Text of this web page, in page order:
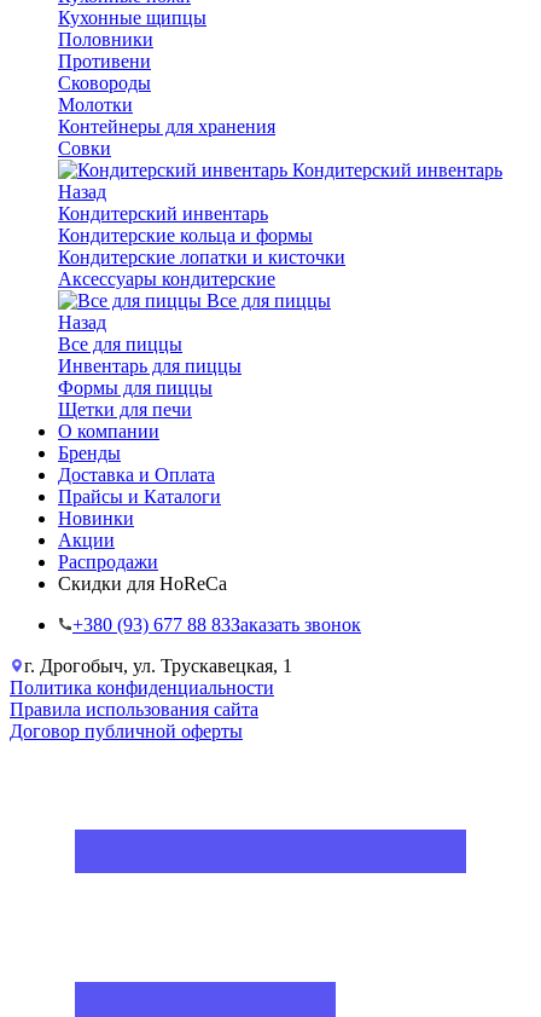
Кухонные щипцы
Половники
Противени
Сковороды
Молотки
Контейнеры для хранения
Совки
Кондитерский инвентарь
Назад
Кондитерский инвентарь
Кондитерские кольца и формы
Кондитерские лопатки и кисточки
Аксессуары кондитерские
Все для пиццы
Назад
Все для пиццы
Инвентарь для пиццы
Формы для пиццы
Щетки для печи
О компании
Бренды
Доставка и Оплата
Прайсы и Каталоги
Новинки
Акции
Распродажи
Скидки для HoReCa
+38‎0 (93) 677 88 83Заказать звонок
г. Дрогобыч, ул. Трускавецкая, 1
Политика конфиденциальности
Правила использования сайта
Договор публичной оферты